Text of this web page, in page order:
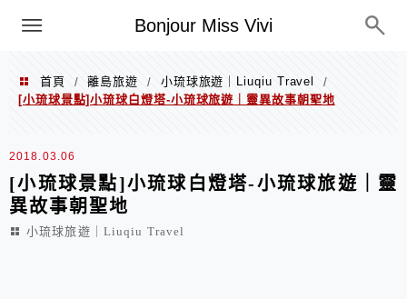
Bonjour Miss Vivi
選單
首頁 / 離島旅遊 / 小琉球旅遊｜Liuqiu Travel
/
[小琉球景點]小琉球白燈塔-小琉球旅遊｜靈異故事朝聖地
2018.03.06
[小琉球景點]小琉球白燈塔-小琉球旅遊｜靈
異故事朝聖地
小琉球旅遊｜Liuqiu Travel